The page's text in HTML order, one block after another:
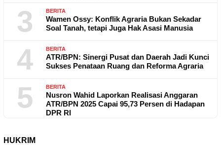
3 BERITA
Wamen Ossy: Konflik Agraria Bukan Sekadar
Soal Tanah, tetapi Juga Hak Asasi Manusia
4 BERITA
ATR/BPN: Sinergi Pusat dan Daerah Jadi Kunci
Sukses Penataan Ruang dan Reforma Agraria
5 BERITA
Nusron Wahid Laporkan Realisasi Anggaran
ATR/BPN 2025 Capai 95,73 Persen di Hadapan
DPR RI
HUKRIM